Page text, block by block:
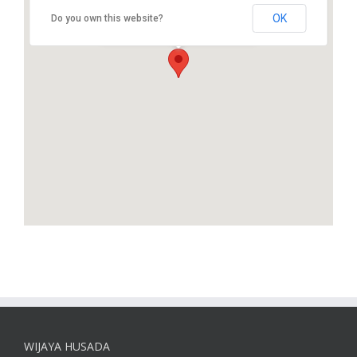
Dekat Giant/Surya Kencana,
Do you own this website? OK
WIJAYA HUSADA